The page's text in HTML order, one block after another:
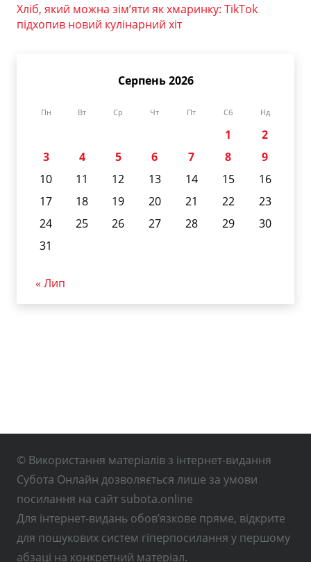
Хліб, який можна зім’яти як хмаринку: TikTok
підхопив новий кулінарний хіт
Серпень 2026
Пн Вт Ср Чт Пт Сб Нд
1
2
3
4 5 6 7 8
9
10
11 12 13 14 15
16
17
18 19 20 21 22
23
24
25 26 27 28 29
30
31
« Лип
© Використання матеріалів з інтернет-видання
Субота Онлайн дозволяється лише за умови
посилання на сайт subota.online
Для інтернет-видань обов’язкове пряме, відкрите
для пошукових систем гіперпосилання у першому
абзаці на конкретний матеріал.